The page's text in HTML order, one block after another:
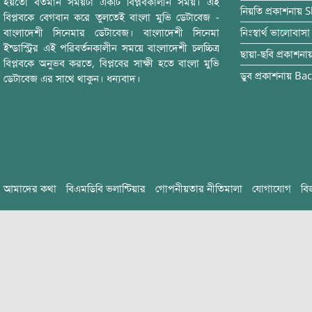
বিপ্লবকে বেগবান করে তুলতেই বাংলা মুভি ডেটাবেজ -
বাংলাদেশী সিনেমার ডেটাবেজ। বাংলাদেশী সিনেমা
ইন্ডাস্ট্রির এই পরিবর্তনকালীন সময়ে বাংলাদেশী চলচ্চিত্র
বিপ্লবকে অনুভব করতে, বিপ্লবের সাক্ষী হতে বাংলা মুভি
ডেটাবেজ এর সাথে থাকুন। ধন্যবাদ।
নিয়তি প্রকাশনায়
নিঃস্বার্থ ভালোবাসা
ছায়া-ছবি
ডুব প্রকাশনায়
আমাদের কথা বিএমডিবি ভলান্টিয়ার গোপনীয়তার নীতিমালা যোগাযোগ